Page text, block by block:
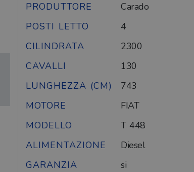
PRODUTTORE
Carado
POSTI LETTO
4
CILINDRATA
2300
CAVALLI
130
LUNGHEZZA (CM)
743
MOTORE
FIAT
MODELLO
T 448
ALIMENTAZIONE
Diesel
GARANZIA
si